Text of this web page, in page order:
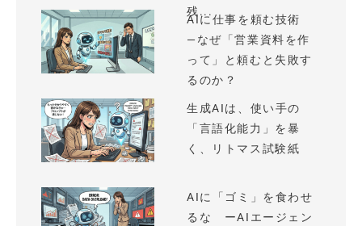
残...
AIに仕事を頼む技術
—なぜ「営業資料を作
って」と頼むと失敗す
るのか？
生成AIは、使い手の
「言語化能力」を暴
く、リトマス試験紙
AIに「ゴミ」を食わせ
るな ーAIエージェン